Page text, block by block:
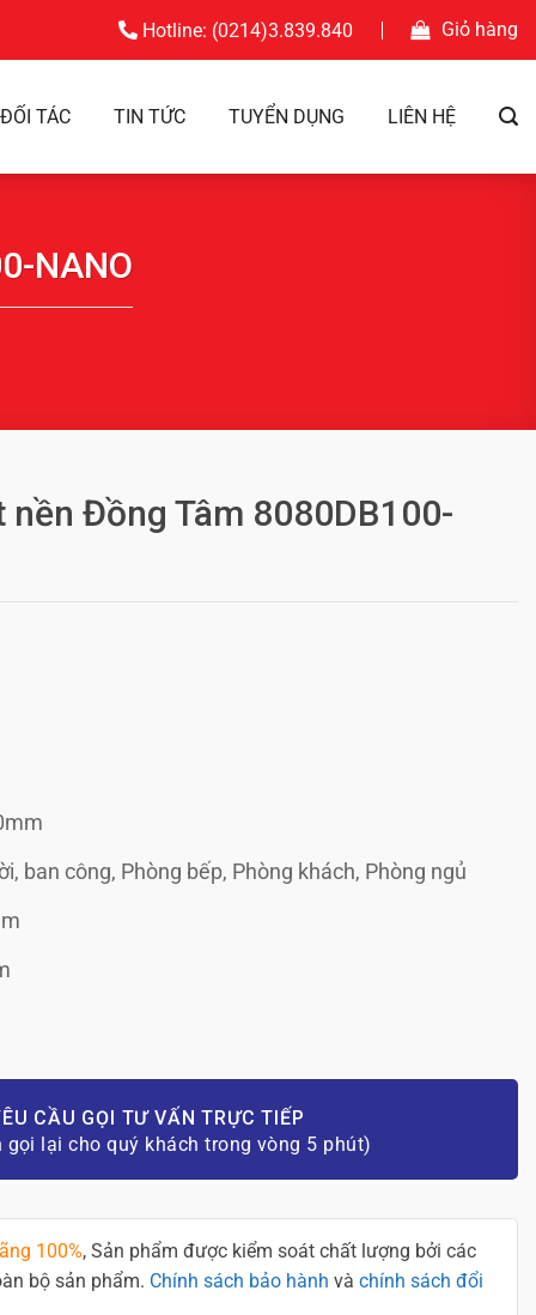
Hotline: (0214)3.839.840 Giỏ hàng
ĐỐI TÁC TIN TỨC TUYỂN DỤNG LIÊN HỆ
NANO
nền Đồng Tâm 8080DB100-
ban công, Phòng bếp, Phòng khách, Phòng ngủ
CẦU GỌI TƯ VẤN TRỰC TIẾP
gọi lại cho quý khách trong vòng 5 phút)
100%, Sản phẩm được kiểm soát chất lượng bởi các
bộ sản phẩm. Chính sách bảo hành và chính sách đổi